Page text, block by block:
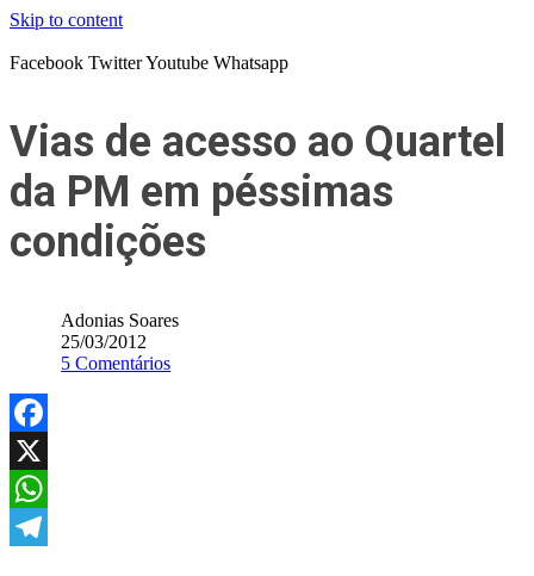
Skip to content
Facebook TwitterYoutube Whatsapp
Vias de acesso ao Quartel
da PM em péssimas
condições
Adonias Soares
25/03/2012
5 Comentários
Facebook
X
WhatsApp